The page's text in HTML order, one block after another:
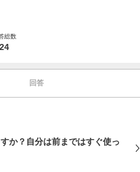
総数
24
回答
か？自分は前まではすぐ使っ